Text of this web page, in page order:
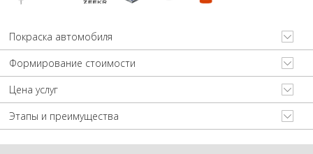
Покраска автомобиля
Формирование стоимости
Цена услуг
Этапы и преимущества